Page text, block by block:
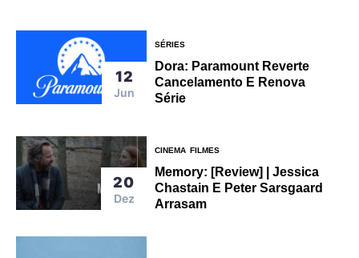
12
Jun
SÉRIES
Dora: Paramount Reverte
Cancelamento E Renova
Série
20
Dez
CINEMA FILMES
Memory: [Review] | Jessica
Chastain E Peter Sarsgaard
Arrasam